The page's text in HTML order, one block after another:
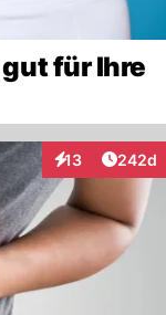
für Ihre
13
Interaktionen
242d